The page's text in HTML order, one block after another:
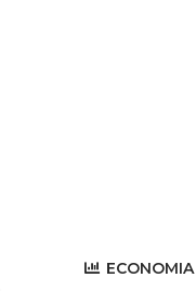
ECONOMIA